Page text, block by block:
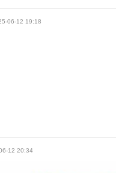
06-12 19:18
12 20:34